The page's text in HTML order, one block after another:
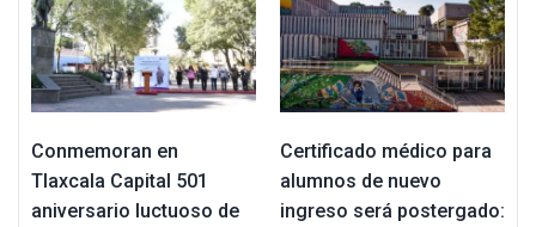
Conmemoran en
Tlaxcala Capital 501
aniversario luctuoso de
Certificado médico para
alumnos de nuevo
ingreso será postergado: